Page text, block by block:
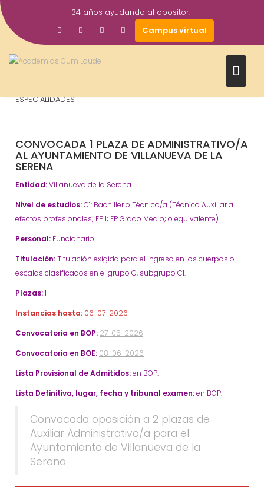
Saltar
al
contenido
34 años ayudando al opositor.
Campus virtual
Jun
2026
Gestor AcademiasCumLaude
ESPECIALIDADES
CONVOCADA 1 PLAZA DE ADMINISTRATIVO/A
AL AYUNTAMIENTO DE VILLANUEVA DE LA
SERENA
Entidad:Villanueva de la Serena
Nivel de estudios:C1: Bachiller o Técnico/a (Técnico Auxiliar a
efectos profesionales; FP I; FP Grado Medio; o equivalente).
Personal: Funcionario
Titulación:Titulación exigida para el ingreso en los cuerpos o
escalas clasificados en el grupo C, subgrupo C1.
Plazas:1
Instancias hasta: 06-07-2026
Convocatoria en BOP: 27-05-2026
Convocatoria en BOE: 08-06-2026
Lista Provisional de Admitidos:en BOP:
Lista Definitiva, lugar, fecha y tribunal examen:en BOP:
Convocada oposición a 2 plazas de
Auxiliar Administrativo/a para el
Ayuntamiento de Villanueva de la
Serena